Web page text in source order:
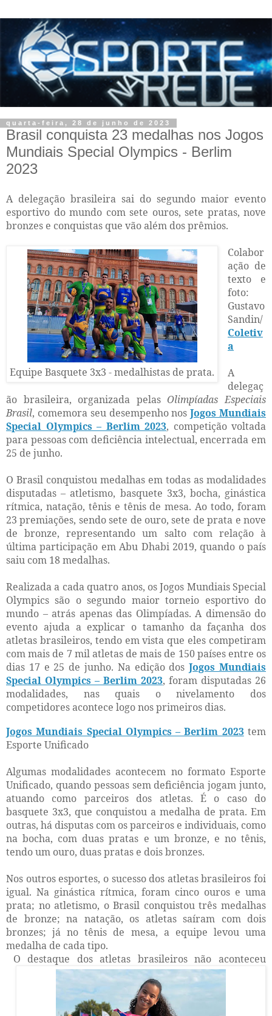
quarta-feira, 28 de junho de 2023
Brasil conquista 23 medalhas nos Jogos
Mundiais Special Olympics - Berlim
2023
A delegação brasileira sai do segundo maior evento
esportivo do mundo com sete ouros, sete pratas, nove
bronzes e conquistas que vão além dos prêmios.
Equipe Basquete 3x3 - medalhistas de prata.
Colabor
ação de
texto e
foto:
Gustavo
Sandin/
Coletiv
a
A
delegaç
ão brasileira, organizada pelas Olimpíadas Especiais
Brasil, comemora seu desempenho nosJogos Mundiais
Special Olympics – Berlim 2023, competição voltada
para pessoas com deficiência intelectual, encerrada em
25 de junho.
O Brasil conquistou medalhas em todas as modalidades
disputadas – atletismo, basquete 3x3, bocha, ginástica
rítmica, natação, tênis e tênis de mesa. Ao todo, foram
23 premiações, sendo sete de ouro, sete de prata e nove
de bronze, representando um salto com relação à
última participação em Abu Dhabi 2019, quando o país
saiu com 18 medalhas.
Realizada a cada quatro anos, os Jogos Mundiais Special
Olympics são o segundo maior torneio esportivo do
mundo – atrás apenas das Olimpíadas. A dimensão do
evento ajuda a explicar o tamanho da façanha dos
atletas brasileiros, tendo em vista que eles competiram
com mais de 7 mil atletas de mais de 150 países entre os
dias 17 e 25 de junho. Na edição dosJogos Mundiais
Special Olympics – Berlim 2023, foram disputadas 26
modalidades, nas quais o nivelamento dos
competidores acontece logo nos primeiros dias.
Jogos Mundiais Special Olympics – Berlim 2023 tem
Esporte Unificado
Algumas modalidades acontecem no formato Esporte
Unificado, quando pessoas sem deficiência jogam junto,
atuando como parceiros dos atletas. É o caso do
basquete 3x3, que conquistou a medalha de prata. Em
outras, há disputas com os parceiros e individuais, como
na bocha, com duas pratas e um bronze, e no tênis,
tendo um ouro, duas pratas e dois bronzes.
Nos outros esportes, o sucesso dos atletas brasileiros foi
igual. Na ginástica rítmica, foram cinco ouros e uma
prata; no atletismo, o Brasil conquistou três medalhas
de bronze; na natação, os atletas saíram com dois
bronzes; já no tênis de mesa, a equipe levou uma
medalha de cada tipo.
O destaque dos atletas brasileiros não aconteceu